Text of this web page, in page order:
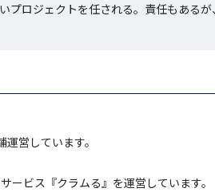
プロジェクトを任される。責任もある
営しています。
ービス『クラムる』を運営しています。